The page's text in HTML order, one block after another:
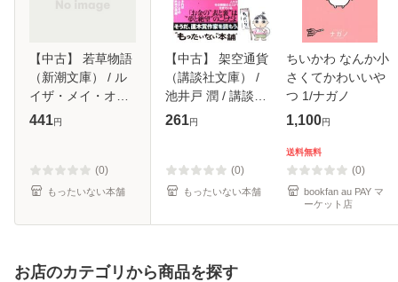
【中古】 若草物語
（新潮文庫） / ル
イザ・メイ・オル
コット、 松本 恵子
441円
(0)
もったいない本舗
【中古】 架空通貨
（講談社文庫） /
池井戸 潤 / 講談社
[文庫]【メール便送
261円
(0)
もったいない本舗
ちいかわ なんか小
さくてかわいいや
つ 1/ナガノ
1,100円
送料無料
(0)
bookfan au PAY マ
ーケット店
お店のカテゴリから商品を探す